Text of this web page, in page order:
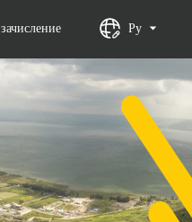
зачисление Ру